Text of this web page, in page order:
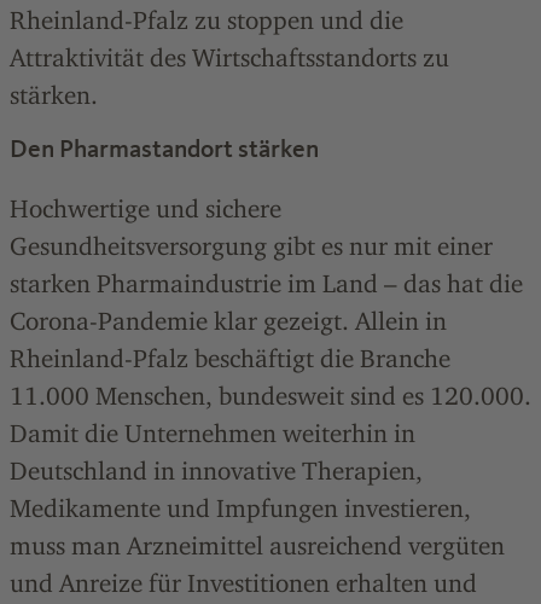
Rheinland-Pfalz zu stoppen und die
Attraktivität des Wirtschaftsstandorts zu
stärken.
Den Pharmastandort stärken
Hochwertige und sichere
Gesundheitsversorgung gibt es nur mit einer
starken Pharmaindustrie im Land – das hat die
Corona-Pandemie klar gezeigt. Allein in
Rheinland-Pfalz beschäftigt die Branche
11.000 Menschen, bundesweit sind es 120.000.
Damit die Unternehmen weiterhin in
Deutschland in innovative Therapien,
Medikamente und Impfungen investieren,
muss man Arzneimittel ausreichend vergüten
und Anreize für Investitionen erhalten und